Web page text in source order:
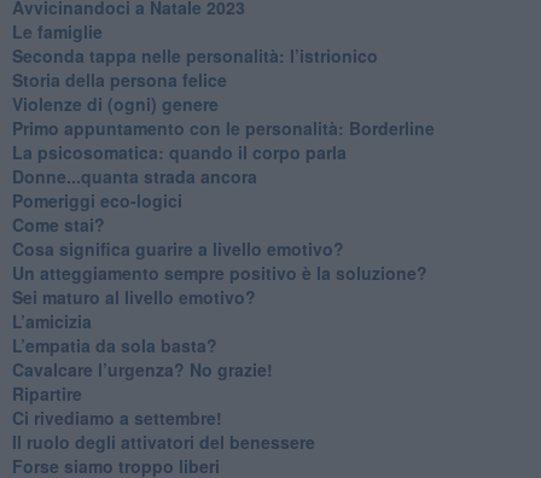
​Avvicinandoci a Natale 2023
Le famiglie
Seconda tappa nelle personalità: l’istrionico
​Storia della persona felice
Violenze di (ogni) genere
​Primo appuntamento con le personalità: Borderline
La psicosomatica: quando il corpo parla
Donne...quanta strada ancora
​Pomeriggi eco-logici
​Come stai?
Cosa significa guarire a livello emotivo?
​Un atteggiamento sempre positivo è la soluzione?
​Sei maturo al livello emotivo?
​L’amicizia
​L’empatia da sola basta?
​Cavalcare l’urgenza? No grazie!
Ripartire
​Ci rivediamo a settembre!
​Il ruolo degli attivatori del benessere
​Forse siamo troppo liberi